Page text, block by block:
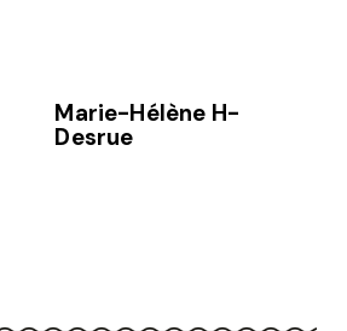
Marie-Hélène H-
Desrue